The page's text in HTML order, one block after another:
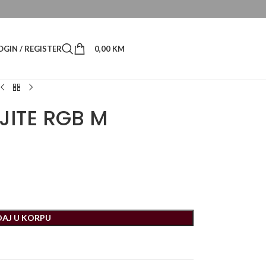
/ REGISTER 0,00 KM
RGB M
U KORPU